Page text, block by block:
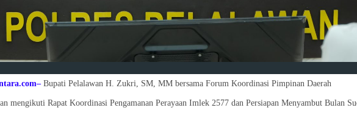
Bupati Pelalawan H. Zukri, SM, MM bersama Forum Koordinasi Pimpinan Daerah
mengikuti Rapat Koordinasi Pengamanan Perayaan Imlek 2577 dan Persiapan Menyambut Bulan